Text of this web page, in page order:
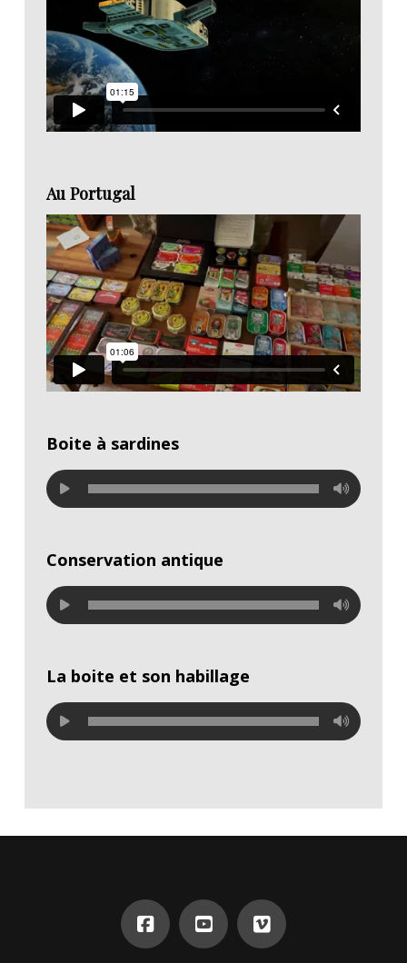
Au Portugal
Boite à sardines
Conservation antique
La boite et son habillage